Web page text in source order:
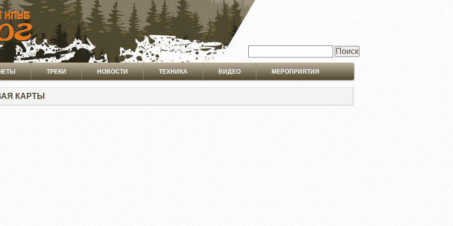
ТРЕКИ НОВОСТИ ТЕХНИКА ВИДЕО МЕРОПРИЯТИЯ
КАРТЫ